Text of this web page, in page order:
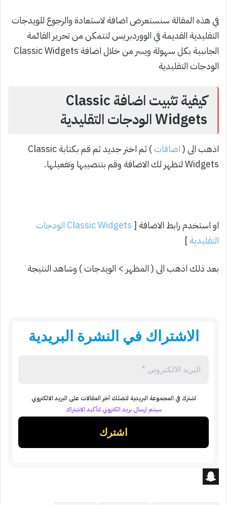
في هذه المقالة سنستعرض اضافة لاستعادة والرجوع للويدجات
التقليدية القديمة في الووردبريس لتتمكن من تحرير القائمة
الجانبية بكل سهولة ويسر من خلال اضافة Classic Widgets
الودجات التقليدية
كيفية تثبيت اضافة Classic
Widgets الودجات التقليدية
اذهب الى (اضافات
) ثم اختر جديد ثم قم بكتابة Classic
Widgets لتظهر لك الاضافة وقم بتنصيبها وتفعيلها.
او استخدم رابط الاضافة [
Classic Widgets الودجات
التقليدية]
بعد ذلك اذهب الى ( المظهر > الويدجات ) وشاهد النتيجة
الاشتراك في النشرة البريدية
اشترك في المجموعة البريدية لتصلك آخر المقالات على البريد الالكتروني
سيتم ارسال بريد الكتروني لتأكيد الاشتراك